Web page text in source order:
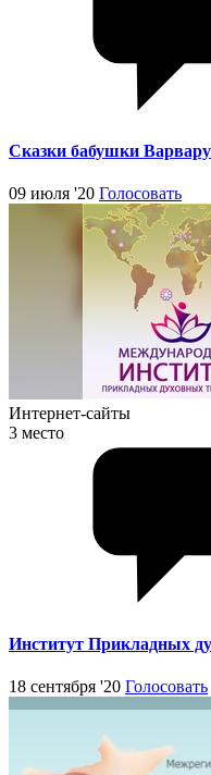
Сказки бабушки
09 июля '20 Голосовать
Интернет-сайты
3 место
Институт Прикладных
18 сентября '20 Голосовать